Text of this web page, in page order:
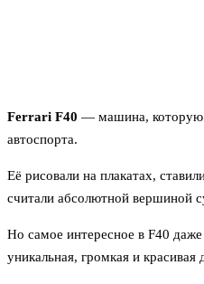
Ferrari F40 — машина, которую
автоспорта.
Её рисовали на плакатах,
считали абсолютной вершиной
Но самое интересное в F40
уникальная, громкая и